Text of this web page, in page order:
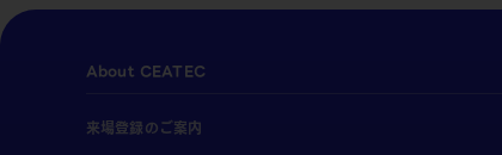
About CEATEC
来場登録のご案内